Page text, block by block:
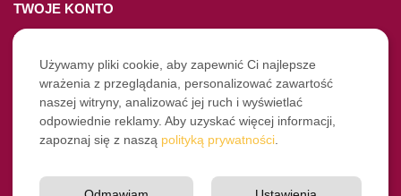
TWOJE KONTO
Moje konto
Nie pamiętasz hasła?
Twoje zamówienia
NASZE SOCIALE
Instagram
Używamy pliki cookie, aby zapewnić Ci najlepsze
wrażenia z przeglądania, personalizować zawartość
naszej witryny, analizować jej ruch i wyświetlać
odpowiednie reklamy. Aby uzyskać więcej informacji,
zapoznaj się z naszą polityką prywatności